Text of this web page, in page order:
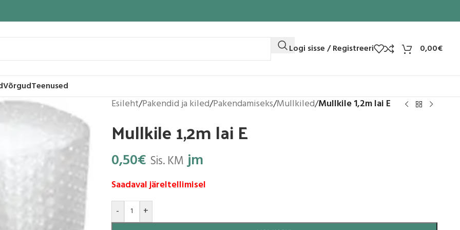
Logi sisse / Registreeri 0,00€
VõrgudTeenused
Esileht/Pakendid ja kiled/Pakendamiseks/Mullkiled/Mullkile 1,2m lai E
Mullkile 1,2m lai E
0,50€ Sis. KM jm
Saadaval järeltellimisel
-
+